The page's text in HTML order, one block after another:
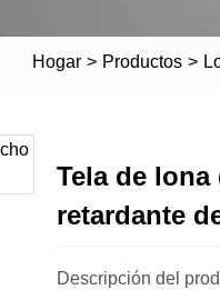
Hogar > Productos >
Tela de
retardante
Descripción del